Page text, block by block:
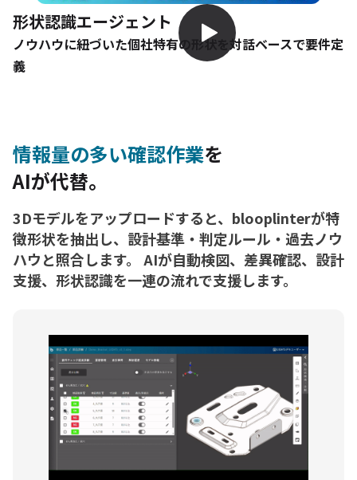
形状認識エージェント
ノウハウに紐づいた個社特有の形状を対話ベースで要件定
義
情報量の多い確認作業を
AIが代替。
3Dモデルをアップロードすると、blooplinterが特
徴形状を抽出し、設計基準・判定ルール・過去ノウ
ハウと照合します。 AIが自動検図、差異確認、設計
支援、形状認識を一連の流れで支援します。